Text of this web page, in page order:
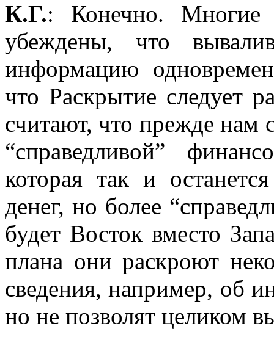
К.Г.: Конечно. Многие
убеждены, что
информацию
что Раскрытие следует
считают, что прежде нам
“справедливой”
которая так и
денег, но более
будет Восток вместо
плана они раскроют
сведения, например, об
но не позволят целиком